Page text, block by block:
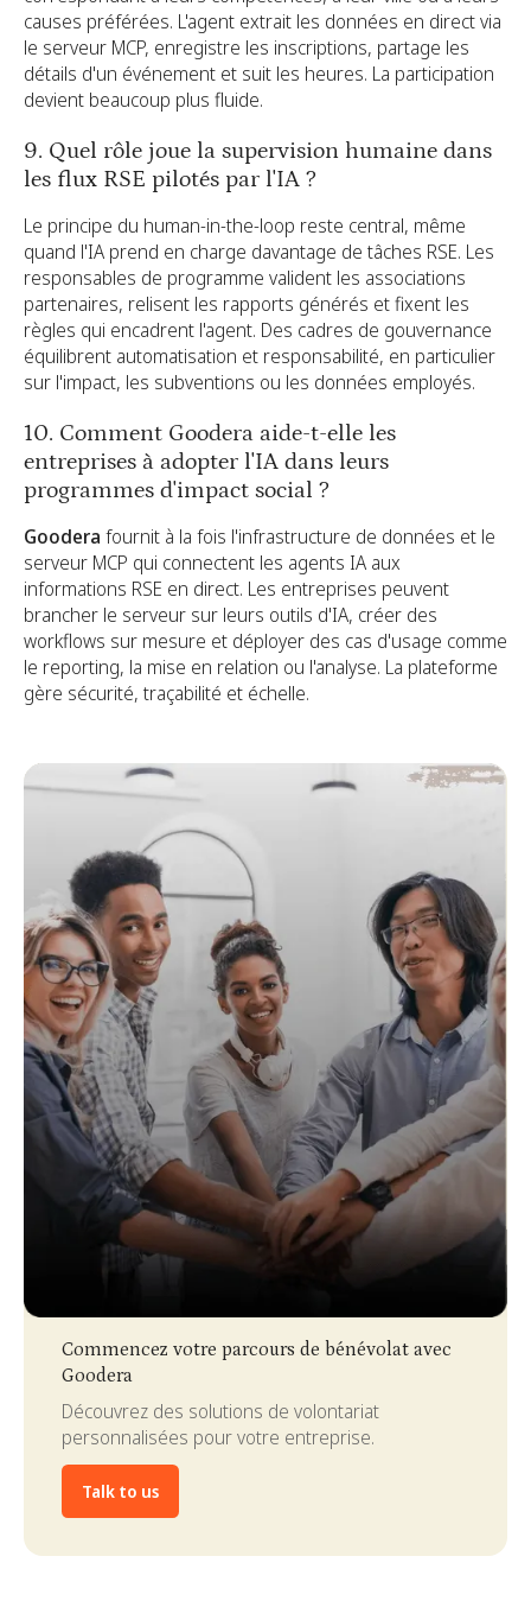
causes préférées. L'agent extrait les données en direct via
le serveur MCP, enregistre les inscriptions, partage les
détails d'un événement et suit les heures. La participation
devient beaucoup plus fluide.
9. Quel rôle joue la supervision humaine dans
les flux RSE pilotés par l'IA ?
Le principe du human-in-the-loop reste central, même
quand l'IA prend en charge davantage de tâches RSE. Les
responsables de programme valident les associations
partenaires, relisent les rapports générés et fixent les
règles qui encadrent l'agent. Des cadres de gouvernance
équilibrent automatisation et responsabilité, en particulier
sur l'impact, les subventions ou les données employés.
10. Comment Goodera aide-t-elle les
entreprises à adopter l'IA dans leurs
programmes d'impact social ?
Goodera fournit à la fois l'infrastructure de données et le
serveur MCP qui connectent les agents IA aux
informations RSE en direct. Les entreprises peuvent
brancher le serveur sur leurs outils d'IA, créer des
workflows sur mesure et déployer des cas d'usage comme
le reporting, la mise en relation ou l'analyse. La plateforme
gère sécurité, traçabilité et échelle.
Commencez votre parcours de bénévolat avec
Goodera
Découvrez des solutions de volontariat
personnalisées pour votre entreprise.
Talk to us